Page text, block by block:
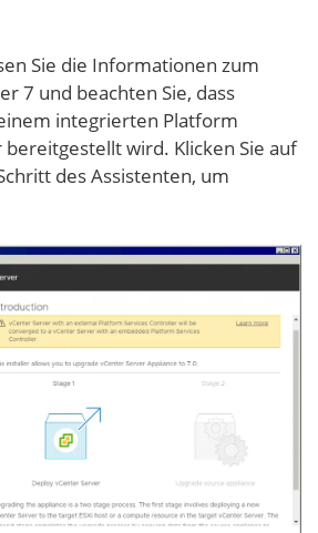
Sie die Informationen zum
7 und beachten Sie, dass
integrierten Platform
wird. Klicken Sie auf
des Assistenten, um